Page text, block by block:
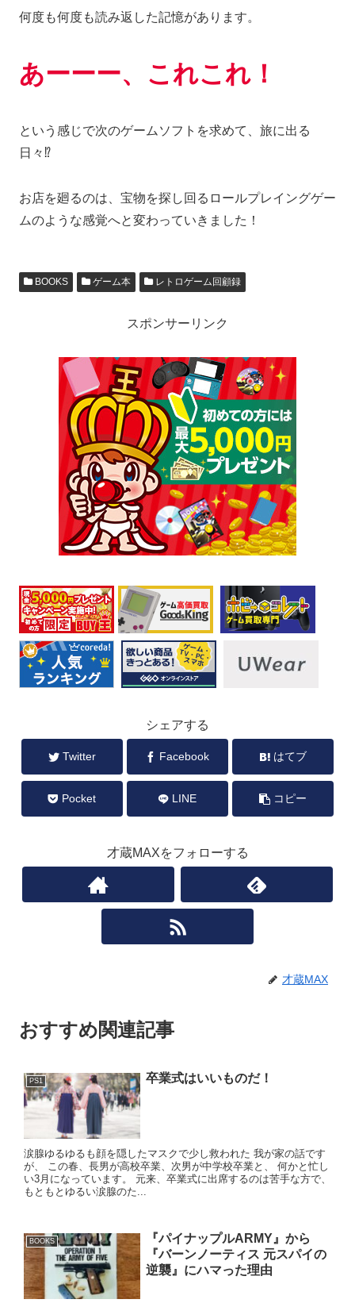
何度も何度も読み返した記憶があります。
あーーー、これこれ ！
という感じで次のゲームソフトを求めて、旅に出る
日々⁉
お店を廻るのは、宝物を探し回るロールプレイングゲー
ムのような感覚へと変わっていきました！
BOOKS ゲーム本 レトロゲーム回顧録
スポンサーリンク
シェアする
Twitter Facebook はてブ
Pocket LINE コピー
才蔵MAXをフォローする
才蔵MAX
おすすめ関連記事
PS1 卒業式はいいものだ！
涙腺ゆるゆるも顔を隠したマスクで少し救われた 我が家の話です
が、 この春、長男が高校卒業、次男が中学校卒業と、 何かと忙し
い3月になっています。 元来、卒業式に出席するのは苦手な方で、
もともとゆるい涙腺のた...
BOOKS
『パイナップルARMY』から
『バーンノーティス 元スパイの
逆襲』にハマった理由